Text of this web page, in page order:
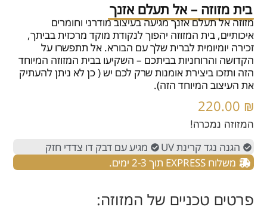
בית מזוזה – אל תעלם אזנך
מזוזה אל תעלם אזנך מגיעה בעיצוב מודרני וחומרים
איכותיים, בית המזוזה יהפוך לנקודת מוקד מרכזית בביתך,
זכירה יומיומית לברית שלך עם הבורא. אל תתפשרו על
הקדושה והרוחניות בביתכם – השקיעו בבית המזוזה המיוחד
הזה ותזכו ביצירת אומנות שרק לכם יש ( כן לא ניתן להעתיק
את העיצוב המיוחד הזה).
220.00 ₪
המזוזה נמכרה!
הגנה נגד קרינת UV
מגיע עם דבק דו צדדי חזק
משלוח EXPRESS תוך 2-3 ימים.
פרטים טכניים של המזוזה: